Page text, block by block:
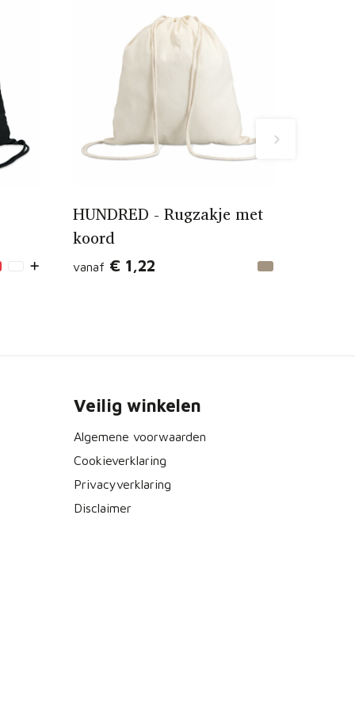
HUNDRED - Rugzakje met
koord
vanaf € 1,22
Veilig winkelen
Algemene voorwaarden
Cookieverklaring
Privacyverklaring
Disclaimer